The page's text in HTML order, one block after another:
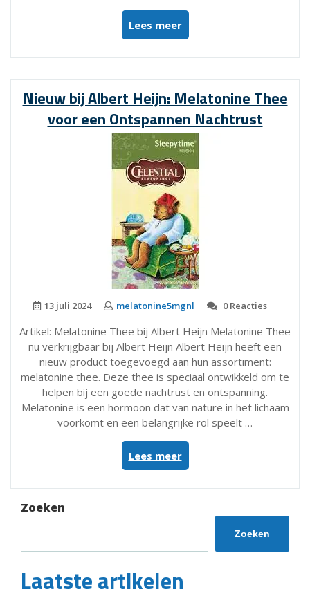
Lees meer“Ontdek
de
Melatonine
Albert
Heijn
voor
een
Betere
Nachtrust”
Nieuw bij Albert Heijn: Melatonine Thee
voor een Ontspannen Nachtrust
13 juli 2024 melatonine5mgnl 0 Reacties
Artikel: Melatonine Thee bij Albert Heijn Melatonine Thee
nu verkrijgbaar bij Albert Heijn Albert Heijn heeft een
nieuw product toegevoegd aan hun assortiment:
melatonine thee. Deze thee is speciaal ontwikkeld om te
helpen bij een goede nachtrust en ontspanning.
Melatonine is een hormoon dat van nature in het lichaam
voorkomt en een belangrijke rol speelt …
Lees meer“Nieuw
bij
Albert
Melatonine
Ontspannen
Nachtrust”
Zoeken
Zoeken
Laatste artikelen